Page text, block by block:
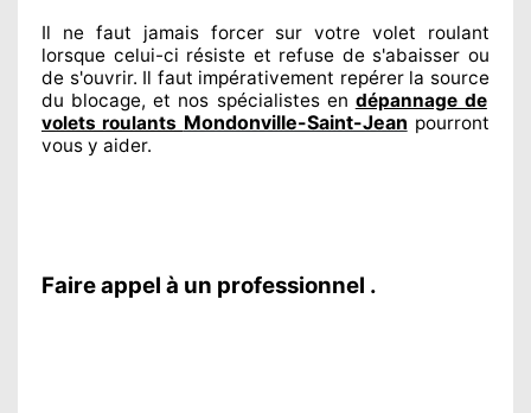
Il ne faut jamais forcer sur votre volet roulant
lorsque celui-ci résiste et refuse de s'abaisser ou
de s'ouvrir. Il faut impérativement repérerla source
du blocage, et nos spécialistesen dépannage de
volets roulants Mondonville-Saint-Jean pourront
vous y aider.
Faire appel à un professionnel .